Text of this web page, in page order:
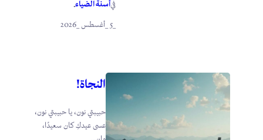
فيأسنة الضياء.
_5 _أغسطس _2026
النجاة!
حبيبتي نون، يا حبيبتي نون،
عسى عيدكِ كان سعيدًا،